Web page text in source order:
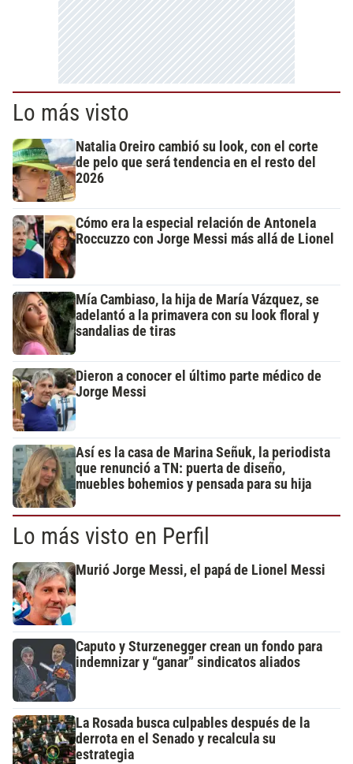
Lo más visto
Natalia Oreiro cambió su look, con el corte
de pelo que será tendencia en el resto del
2026
Cómo era la especial relación de Antonela
Roccuzzo con Jorge Messi más allá de Lionel
Mía Cambiaso, la hija de María Vázquez, se
adelantó a la primavera con su look floral y
sandalias de tiras
Dieron a conocer el último parte médico de
Jorge Messi
Así es la casa de Marina Señuk, la periodista
que renunció a TN: puerta de diseño,
muebles bohemios y pensada para su hija
Lo más visto en Perfil
Murió Jorge Messi, el papá de Lionel Messi
Caputo y Sturzenegger crean un fondo para
indemnizar y “ganar” sindicatos aliados
La Rosada busca culpables después de la
derrota en el Senado y recalcula su
estrategia